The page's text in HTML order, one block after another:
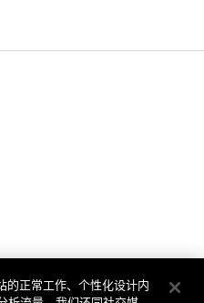
的正常工作、个性化设计内